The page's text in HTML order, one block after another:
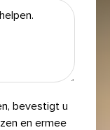
bevestigt u
en ermee